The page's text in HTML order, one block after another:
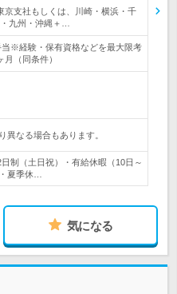
京支社もしくは、川崎・横浜・千
九州・沖縄＋…
当※経験・保有資格などを最大限考
（同条件）
なる場合もあります。
制（土日祝）・有給休暇（10日～
夏季休…
気になる